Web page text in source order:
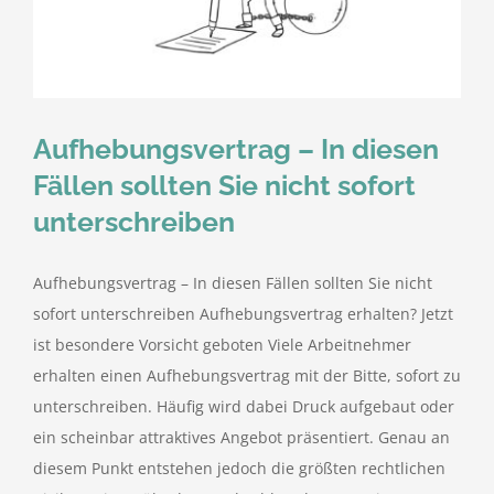
Blog
Impressum
Datenschutzerklärung
Aufhebungsvertrag – In diesen
Fällen sollten Sie nicht sofort
unterschreiben
Aufhebungsvertrag – In diesen Fällen sollten Sie nicht
sofort unterschreiben Aufhebungsvertrag erhalten? Jetzt
ist besondere Vorsicht geboten Viele Arbeitnehmer
erhalten einen Aufhebungsvertrag mit der Bitte, sofort zu
unterschreiben. Häufig wird dabei Druck aufgebaut oder
ein scheinbar attraktives Angebot präsentiert. Genau an
diesem Punkt entstehen jedoch die größten rechtlichen